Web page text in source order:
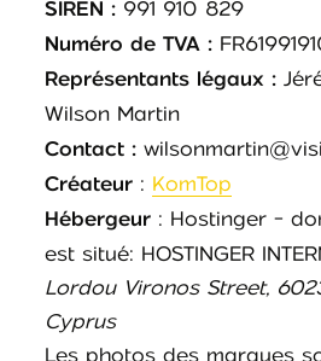
SIREN : 991 910 829
Numéro de TVA :
Représentants légaux :
Wilson Martin
Contact :
Créateur : KomTop
Hébergeur : Hostinger -
est situé: HOSTINGER
Lordou Vironos Street,
Cyprus
Les photos des marques